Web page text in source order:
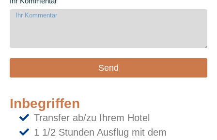
Send
Inbegriffen
Transfer ab/zu Ihrem Hotel
1 1/2 Stunden Ausflug mit dem